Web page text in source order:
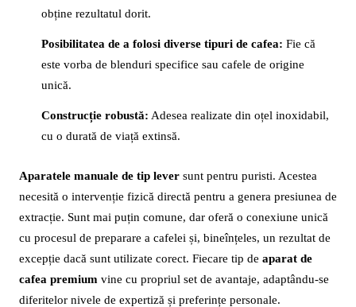
obține rezultatul dorit.
Posibilitatea de a folosi diverse tipuri de cafea: Fie că
este vorba de blenduri specifice sau cafele de origine
unică.
Construcție robustă: Adesea realizate din oțel inoxidabil,
cu o durată de viață extinsă.
Aparatele manuale de tip lever sunt pentru puristi. Acestea
necesită o intervenție fizică directă pentru a genera presiunea de
extracție. Sunt mai puțin comune, dar oferă o conexiune unică
cu procesul de preparare a cafelei și, bineînțeles, un rezultat de
excepție dacă sunt utilizate corect. Fiecare tip de aparat de
cafea premium vine cu propriul set de avantaje, adaptându-se
diferitelor nivele de expertiză și preferințe personale.